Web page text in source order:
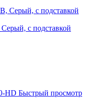
с подставкой
Быстрый просмотр